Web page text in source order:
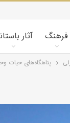
آثار فرهنگ
پناهگاه‌های حیات